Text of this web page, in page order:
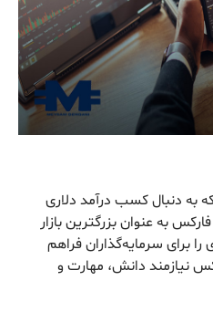
که به دنبال کسب درآمد دلاری
به عنوان بزرگترین بازار
برای سرمایه‌گذاران فراهم
نیازمند دانش، مهارت و